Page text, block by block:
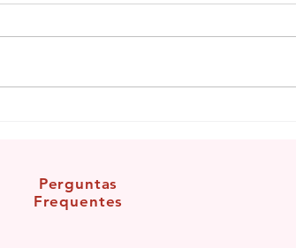
Perguntas
Frequentes